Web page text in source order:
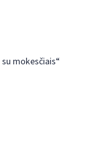
mokesčiais“